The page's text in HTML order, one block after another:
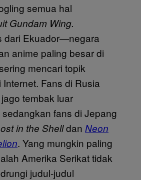
semua hal
Gundam Wing.
dari Ekuador—negara
anime paling besar di
mencari topik
Internet. Fans di Rusia
tembak luar
sedangkan fans di Jepang
in the Shelldan Neon
. Yang mungkin paling
Amerika Serikat tidak
judul-judul